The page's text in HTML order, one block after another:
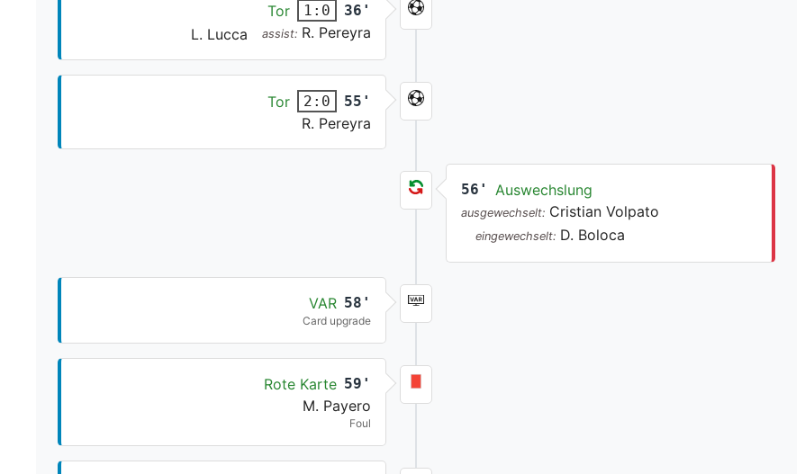
Tor 1:0 36'
L. Lucca assist: R. Pereyra
Tor 2:0 55'
R. Pereyra
56' Auswechslung
ausgewechselt: Cristian Volpato
eingewechselt: D. Boloca
VAR 58'
Card upgrade
Rote Karte 59'
M. Payero
Foul